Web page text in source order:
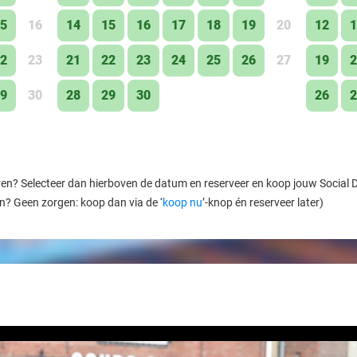
Tonijn salade
met tonijnsalade, rode ui, kappertjes, mayonaise,
Pulled pork
met pulled pork, augurk, zoetzure rode ui,
Chef’s broodje
met een wisselend broodje
Oude kaas & chili
met oude kaas, zongedroogde tomaat, rode ui en
met rundercarpaccio, pijnboompitten, kappertjes,
rucola
Uitsmijter ribeye
16
23
30
14 15 16 17 18 19 20
21 22 23 24 25 26 27
28 29 30
12
19
26
Selecteer dan hierboven de datum en reserveer en koop jouw Social
Geen zorgen: koop dan via de ‘koop nu’-knop én reserveer later)